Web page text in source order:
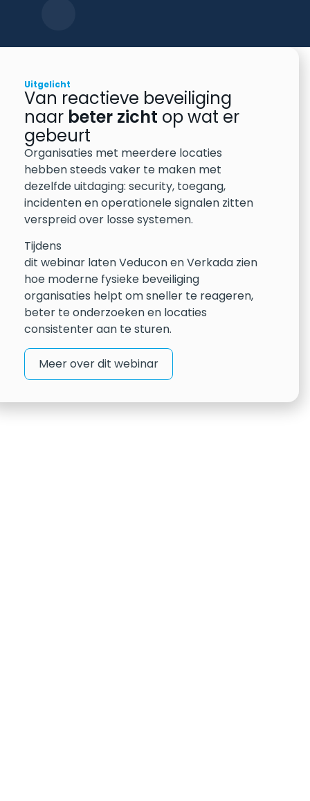
Uitgelicht
Van reactieve beveiliging
naar beter zicht op wat er
gebeurt
Organisaties met meerdere locaties
hebben steeds vaker te maken met
dezelfde uitdaging: security, toegang,
incidenten en operationele signalen zitten
verspreid over losse systemen.
Tijdens
dit webinar laten Veducon en Verkada zien
hoe moderne fysieke beveiliging
organisaties helpt om sneller te reageren,
beter te onderzoeken en locaties
consistenter aan te sturen.
Meer over dit webinar